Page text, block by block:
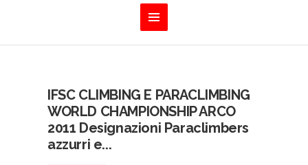
IFSC CLIMBING E PARACLIMBING
WORLD CHAMPIONSHIP ARCO
2011 Designazioni Paraclimbers
azzurri e...